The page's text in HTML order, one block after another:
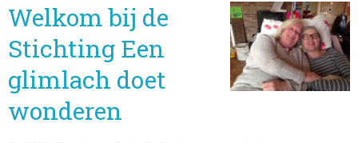
Welkom bij de
Stichting Een
glimlach doet
wonderen